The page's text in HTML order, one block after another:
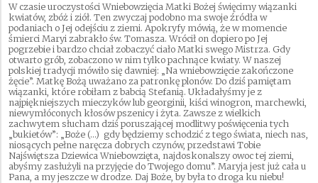
W czasie uroczystości Wniebowzięcia Matki Bożej święcimy wiązanki
kwiatów, zbóż i ziół. Ten zwyczaj podobno ma swoje źródła w
podaniach o Jej odejściu z ziemi. Apokryfy mówią, że w momencie
śmierci Maryi zabrakło św. Tomasza. Wrócił on dopiero po Jej
pogrzebie i bardzo chciał zobaczyć ciało Matki swego Mistrza. Gdy
otwarto grób, zobaczono w nim tylko pachnące kwiaty. W naszej
polskiej tradycji mówiło się dawniej: „Na wniebowzięcie zakończone
żęcie”. Matkę Bożą uważano za patronkę plonów. Do dziś pamiętam
wiązanki, które robiłam z babcią Stefanią. Układałyśmy je z
najpiękniejszych mieczyków lub georginii, kiści winogron, marchewki,
niewymłóconych kłosów pszenicy i żyta. Zawsze z wielkich
zachwytem słucham dziś poruszającej modlitwy poświęcenia tych
„bukietów”: „Boże (…) gdy będziemy schodzić z tego świata, niech nas,
niosących pełne naręcza dobrych czynów, przedstawi Tobie
Najświętsza Dziewica Wniebowzięta, najdoskonalszy owoc tej ziemi,
abyśmy zasłużyli na przyjęcie do Twojego domu”. Maryja jest już cała u
Pana, a my jeszcze w drodze. Daj Boże, by była to droga ku niebu!